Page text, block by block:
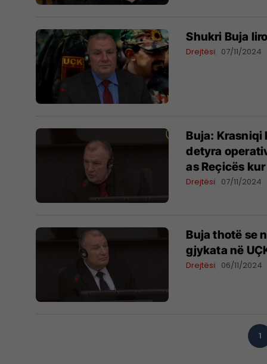
​Shukri Buja
Drejtësi 07/11/2024
Buja: Krasniqi
detyra
as Reçicës
Drejtësi 07/11/2024
Buja thotë se
gjykata në
Drejtësi 06/11/2024
1